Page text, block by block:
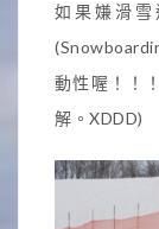
如果嫌滑
動性喔！！
解。XDDD)